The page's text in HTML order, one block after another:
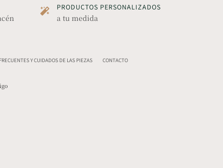
PRODUCTOS PERSONALIZADOS
a tu medida
Y CUIDADOS DE LAS PIEZAS CONTACTO